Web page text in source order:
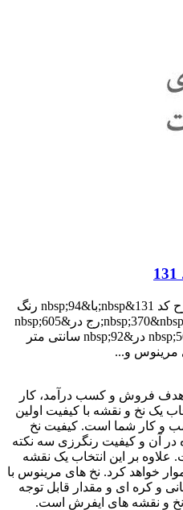
نخ و نقشه تابلوفرش دستباف طرح کد 131&nbsp;با&nbsp;94 رنگ
و&nbsp;25 رنگ ابریشم به ابعاد&nbsp;370&nbsp;رج در&nbsp;605
گره (رجشمار 46 تا 50) و سایز&nbsp;56 در&nbsp;92 سانتی متر
مرینوس و...
هدف فروش و کسب درآمد، کار
یک نخ و نقشه با کیفیت اولین
و کار شما است. کیفیت نخ
آن و کیفیت رنگرزی سه نکته
بر این انتخاب یک نقشه
خواهد کرد. نخ های مرینوس با
و کره ای و مقدار قابل توجه
نخ و نقشه های ایفرش است.